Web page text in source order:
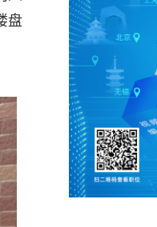
盘